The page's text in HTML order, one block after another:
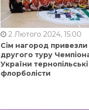
2 Лютого 2024, 15:00
Сім нагород привезли
другого туру
України тернопільські
флорболісти